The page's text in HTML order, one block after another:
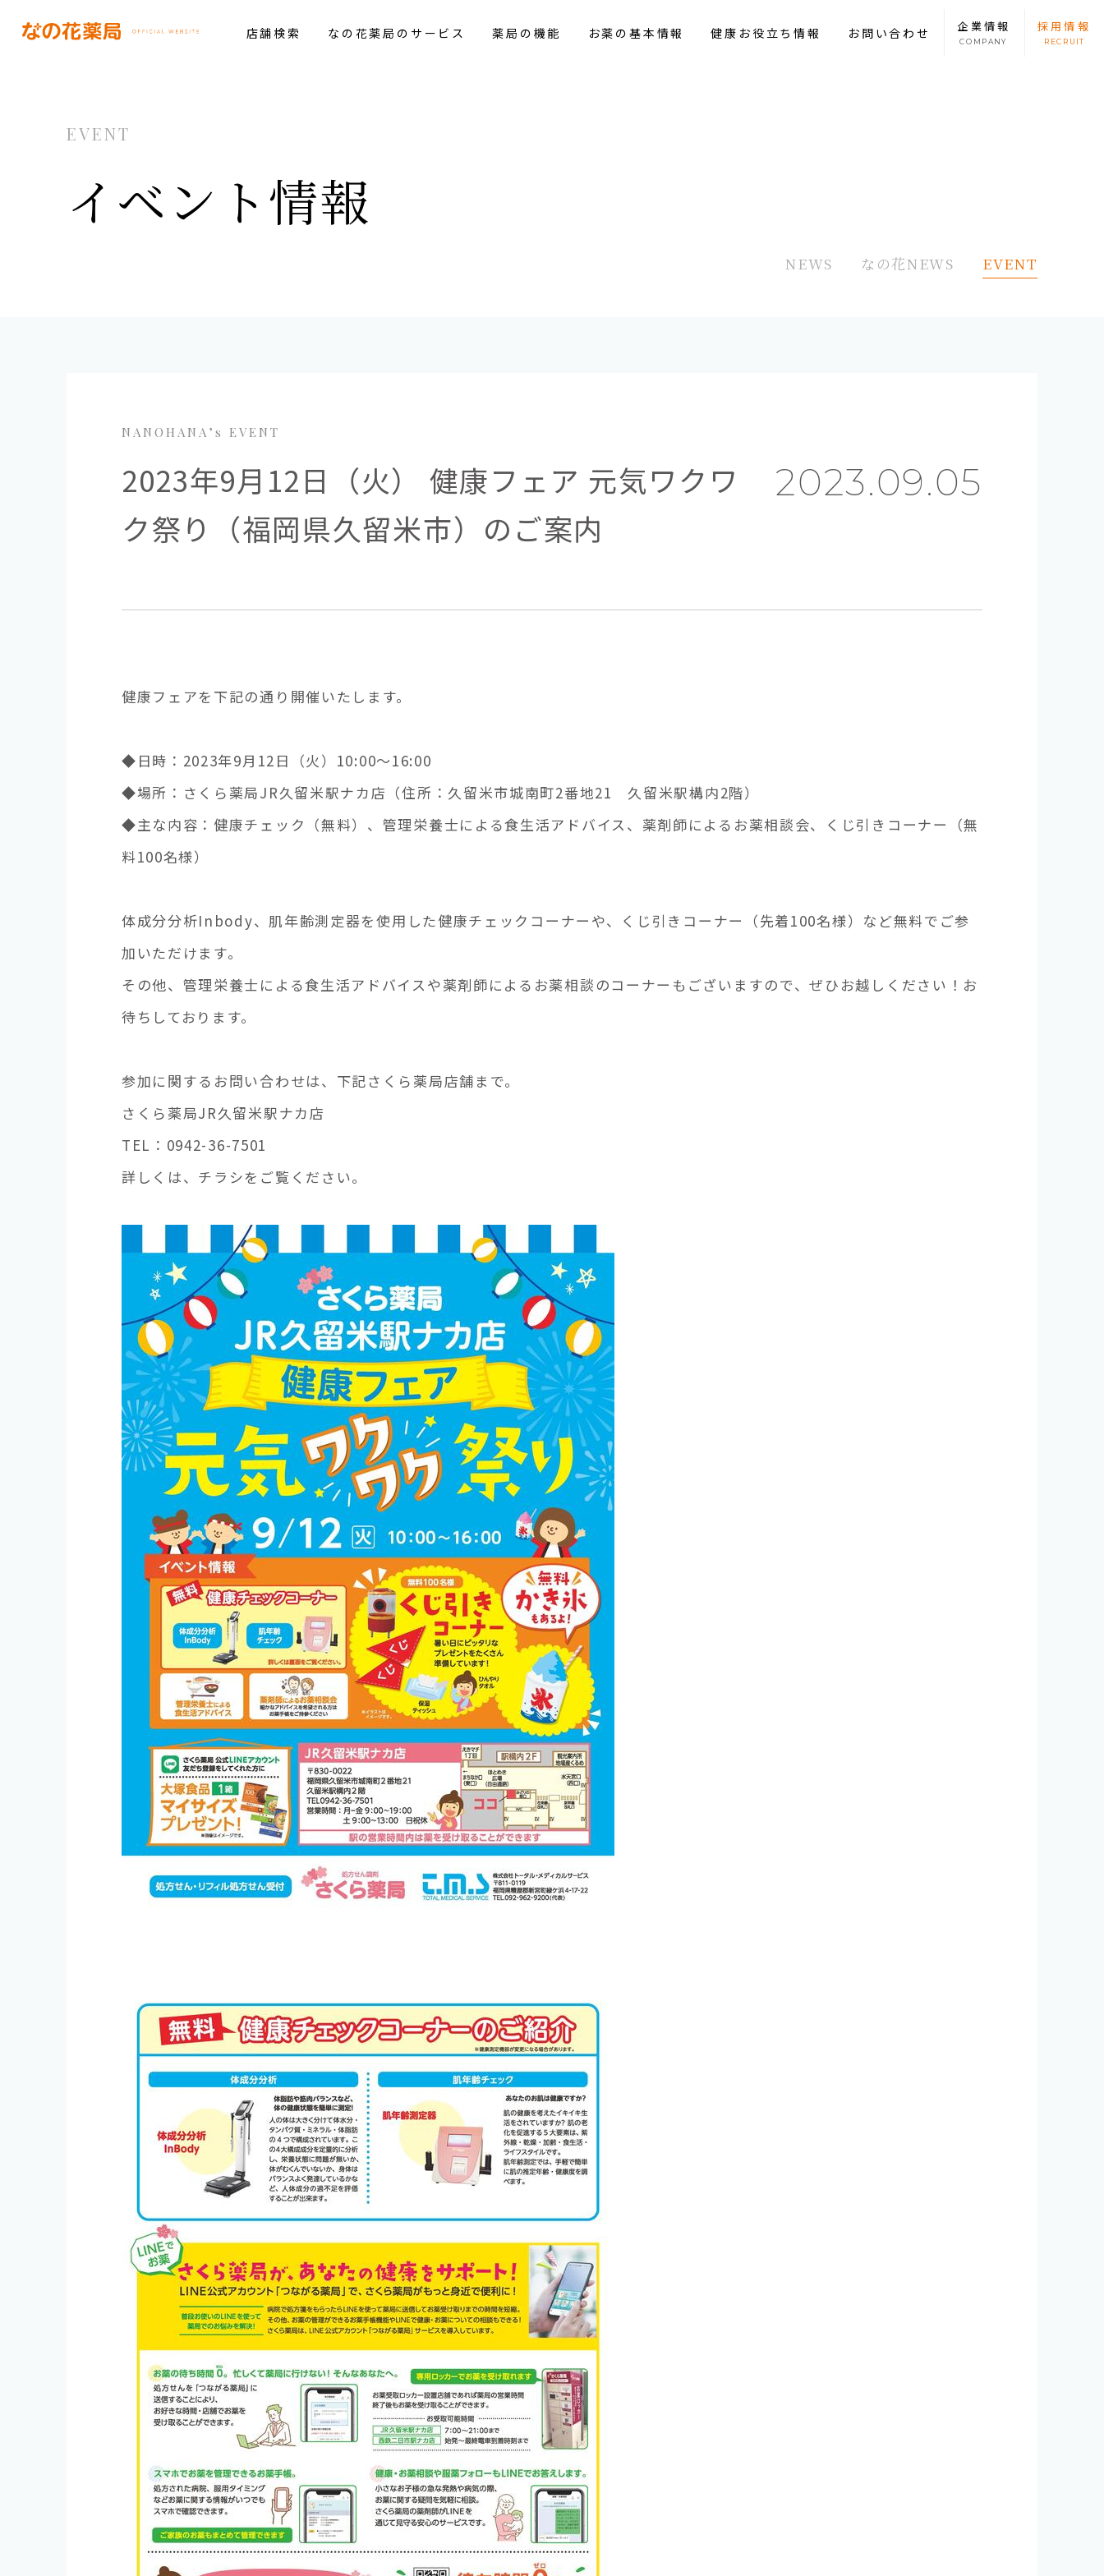
店舗検索 なの花薬局のサービス 薬局の機能 お薬の基本情報 健康お役立ち情報 お問い合わせ 企業情報
COMPANY
採用情報
RECRUIT
EVENT
イベント情報
NEWS なの花NEWS EVENT
2023.09.05
NANOHANA’s EVENT
2023年9月12日（火） 健康フェア 元気ワクワ
ク祭り（福岡県久留米市）のご案内
健康フェアを下記の通り開催いたします。
◆日時：2023年9月12日（火）10:00～16:00
◆場所：さくら薬局JR久留米駅ナカ店（住所：久留米市城南町2番地21 久留米駅構内2階）
◆主な内容：健康チェック（無料）、管理栄養士による食生活アドバイス、薬剤師によるお薬相談会、くじ引きコーナー（無
料100名様）
体成分分析Inbody、肌年齢測定器を使用した健康チェックコーナーや、くじ引きコーナー（先着100名様）など無料でご参
加いただけます。
その他、管理栄養士による食生活アドバイスや薬剤師によるお薬相談のコーナーもございますので、ぜひお越しください！お
待ちしております。
参加に関するお問い合わせは、下記さくら薬局店舗まで。
さくら薬局JR久留米駅ナカ店
TEL：0942-36-7501
詳しくは、チラシをご覧ください。